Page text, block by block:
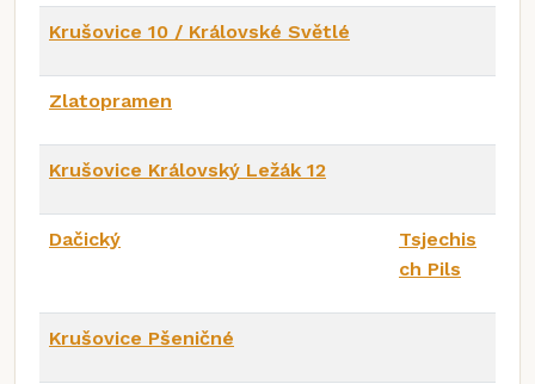
Krušovice 10 / Královské Světlé
Zlatopramen
Krušovice Královský Ležák 12
Dačický
Tsjechis
ch Pils
Krušovice Pšeničné